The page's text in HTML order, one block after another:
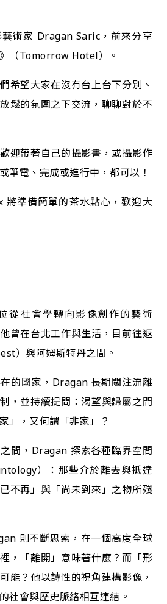
術家 Dragan Saric，前來分享
（Tomorrow Hotel）。
希望大家在沒有台上台下分別、
鬆的氛圍之下交流，聊聊對於不
迎帶著自己的攝影書，或攝影作
筆電、完成或進行中，都可以！
將準備簡單的茶水點心，歡迎大
從社會學轉向影像創作的藝術
曾在台北工作與生活，目前往返
）與阿姆斯特丹之間。
的國家，Dragan 長期關注流離
，並持續提問：渴望與歸屬之間
」，又何謂「非家」？
間，Dragan 探索各種臨界空間
）：那些介於離去與抵達
不再」與「尚未到來」之物所殘
則不斷思索，在一個高度全球
，「離開」意味著什麼？而「形
能？他以詩性的視角建構影像，
社會與歷史脈絡相互連結。